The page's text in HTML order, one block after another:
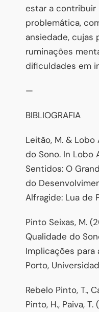
estar a contribuir
problemática,
ansiedade, cujas
ruminações
dificuldades em
—
BIBLIOGRAFIA
Leitão, M. &
do Sono. In Lobo
Sentidos: O
do
Alfragide: Lua de
Pinto Seixas, M.
Qualidade do
Implicações para
Porto,
Rebelo Pinto, T.,
Pinto, H., Paiva,